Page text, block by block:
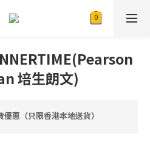
培生朗文)
惠（只限香港本地送貨）